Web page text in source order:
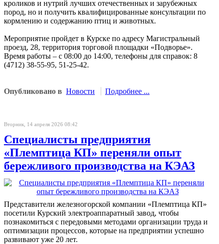
кроликов и нутрий лучших отечественных и зарубежных
пород, но и получить квалифицированные консультации по
кормлению и содержанию птиц и животных.
Мероприятие пройдет в Курске по адресу Магистральный
проезд, 28, территория торговой площадки «Подворье».
Время работы – с 08:00 до 14:00, телефоны для справок: 8
(4712) 38-55-95, 51-25-42.
Опубликовано в Новости Подробнее ...
Вторник, 14 апреля 2026 08:42
Специалисты предприятия
«Племптица КП» переняли опыт
бережливого производства на КЭАЗ
Представители железногорской компании «Племптица КП»
посетили Курский электроаппаратный завод, чтобы
познакомиться с передовыми методами организации труда и
оптимизации процессов, которые на предприятии успешно
развивают уже 20 лет.